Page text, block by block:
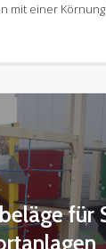
mit einer Körnung
für